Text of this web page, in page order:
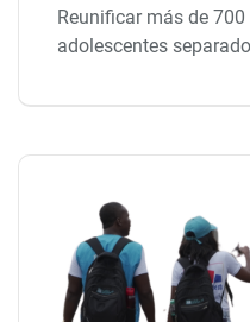
Reunificar más de
adolescentes